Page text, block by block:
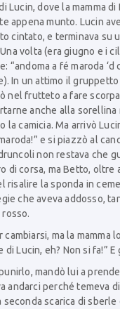
Lucin, dove la mamma
appena munto. Lucin
cintato, e terminava su
volta (era giugno e i
“andoma a fé maroda ‘d
In un attimo il
nel frutteto a fare
anche alla sorellina
camicia. Ma arrivò
e si piazzò al
non restava che
di corsa, ma Betto, oltre
risalire la sponda in
che aveva addosso,
cambiarsi, ma la mamma
Lucin, eh? Non si fa!” E
mandò lui a
andarci perché temeva
seconda scarica di